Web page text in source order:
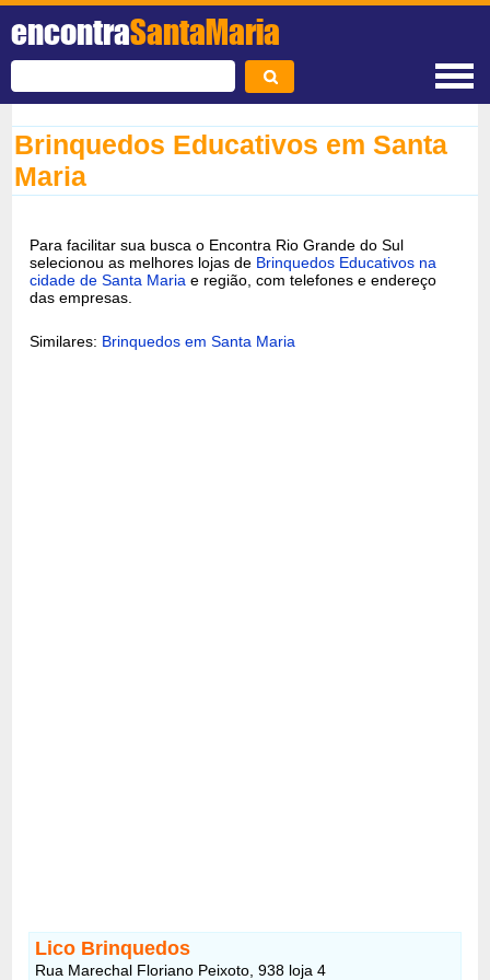
encontraSantaMaria
Brinquedos Educativos em Santa
Maria
Para facilitar sua busca o Encontra Rio Grande do Sul
selecionou as melhores lojas de Brinquedos Educativos na
cidade de Santa Maria e região, com telefones e endereço
das empresas.
Similares: Brinquedos em Santa Maria
Lico Brinquedos
Rua Marechal Floriano Peixoto, 938 loja 4